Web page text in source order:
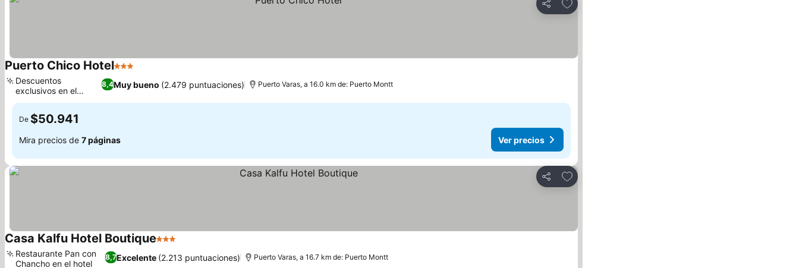
Compartir
Puerto Chico Hotel3 Estrellas
8,4Muy bueno (2.479 puntuaciones)
Descuentos
exclusivos en el
restaurante
Puerto Varas, a 16.0 km de: Puerto Montt
De $50.941
Mira precios de 7 páginas Ver precios
Compartir
Agregar a favoritos
Casa Kalfu Hotel Boutique3 Estrellas
8,7Excelente (2.213 puntuaciones)
Restaurante Pan con
Chancho en el hotel
Puerto Varas, a 16.7 km de: Puerto Montt